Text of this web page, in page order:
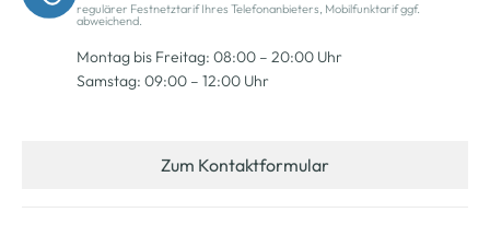
regulärer Festnetztarif Ihres Telefonanbieters, Mobilfunktarif ggf.
abweichend.
Montag bis Freitag: 08:00 – 20:00 Uhr
Samstag: 09:00 – 12:00 Uhr
Zum Kontaktformular